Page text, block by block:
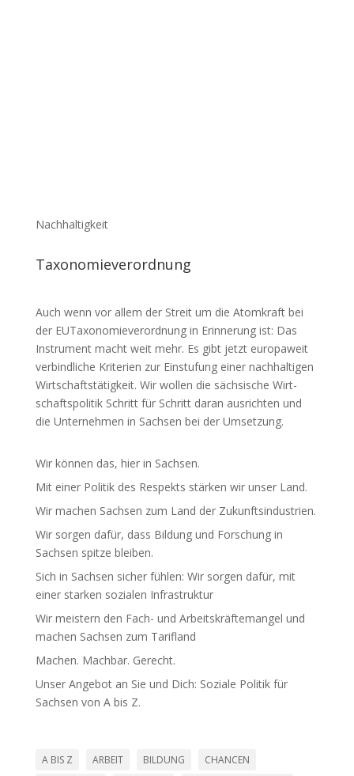
Nachhaltigkeit
Taxo­no­mie­ver­ordnung
Auch wenn vor allem der Streit um die Atom­kraft bei
der EUTa­xo­no­mie­ver­ordnung in Erin­nerung ist: Das
Instrument macht weit mehr. Es gibt jetzt euro­paweit
verbind­liche Kriterien zur Einstufung einer nach­hal­tigen
Wirt­schafts­tä­tigkeit. Wir wollen die säch­sische Wirt­
schafts­po­litik Schritt für Schritt daran ausrichten und
die Unter­nehmen in Sachsen bei der Umsetzung.
Wir können das, hier in Sachsen.
Mit einer Politik des Respekts stärken wir unser Land.
Wir machen Sachsen zum Land der Zukunfts­in­dus­trien.
Wir sorgen dafür, dass Bildung und Forschung in
Sachsen spitze bleiben.
Sich in Sachsen sicher fühlen: Wir sorgen dafür, mit
einer starken sozialen Infra­struktur
Wir meistern den Fach- und Arbeits­kräf­te­mangel und
machen Sachsen zum Tarifland
Machen. Machbar. Gerecht.
Unser Angebot an Sie und Dich: Soziale Politik für
Sachsen von A bis Z.
A BIS Z ARBEIT BILDUNG
CHANCEN